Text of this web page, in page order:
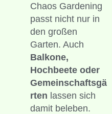
Chaos Gardening
passt nicht nur in
den großen
Garten. Auch
Balkone,
Hochbeete oder
Gemeinschaftsgä
rten lassen sich
damit beleben.